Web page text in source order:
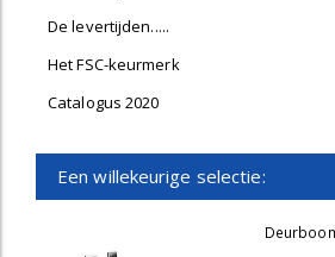
De levertijden.....
Het FSC-keurmerk
Catalogus 2020
Een willekeurige selectie: